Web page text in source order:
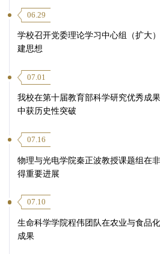
06.29
学校召开党委理论学习中心组（扩大
建思想
07.01
我校在第十届教育部科学研究优秀成
中获历史性突破
07.16
物理与光电学院秦正波教授课题组在
得重要进展
07.10
生命科学学院程伟团队在农业与食品
成果